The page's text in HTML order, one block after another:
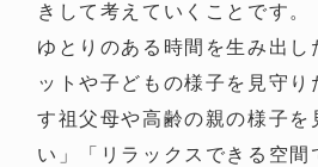
きして考えていくことです。
ゆとりのある時間を生み出し
ットや子どもの様子を見守り
す祖父母や高齢の親の様子を
い」「リラックスできる空間